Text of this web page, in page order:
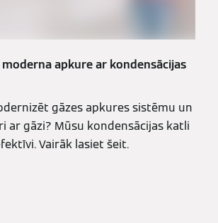
moderna apkure ar kondensācijas
gāzes apkures sistēmu un
ar gāzi? Mūsu kondensācijas katli
Vairāk lasiet šeit.